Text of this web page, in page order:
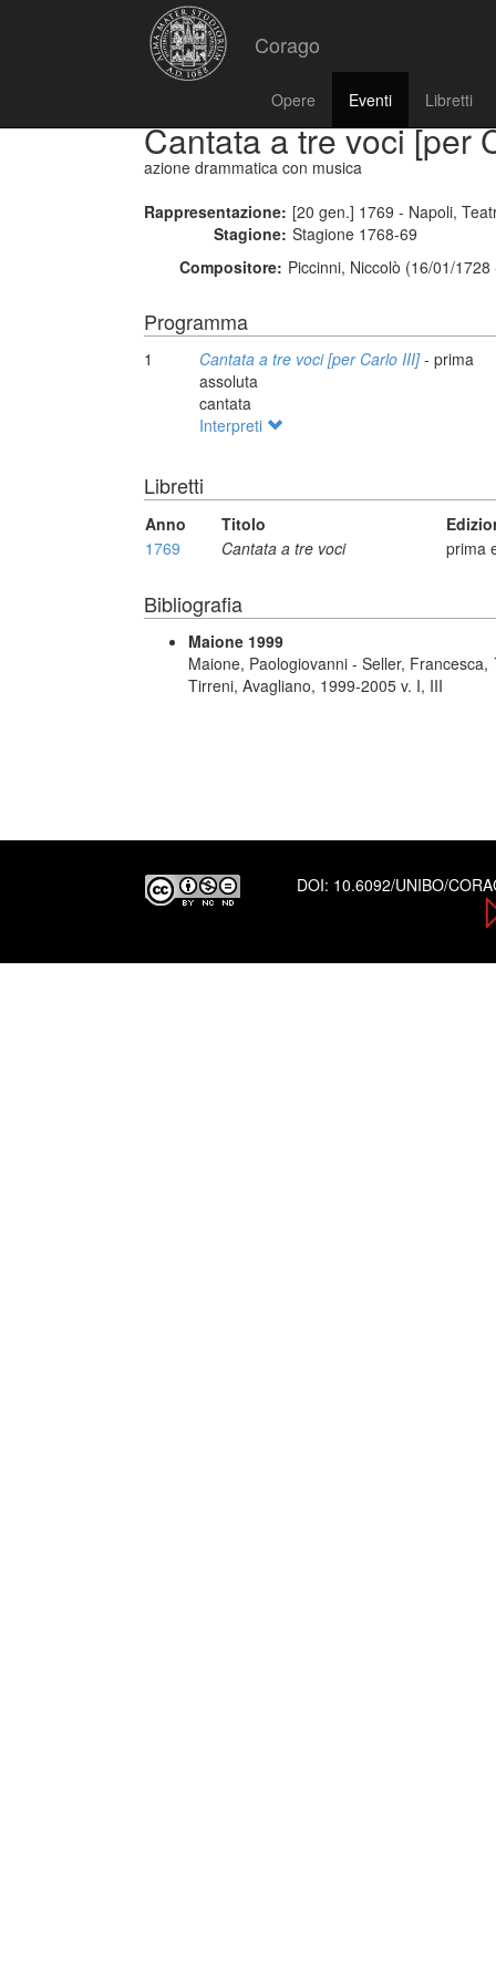
Corago
Opere Eventi Libretti
Cantata a tre voci [per
azione drammatica con musica
Rappresentazione: [20 gen.] 1769 - Napoli,
Stagione: Stagione 1768-69
Compositore: Piccinni, Niccolò (16/01/
Programma
1 Cantata a tre voci [per Carlo III]- prima
assoluta
cantata
Interpreti
Libretti
Anno Titolo
1769
Cantata a tre voci prima
Bibliografia
Maione 1999
Maione, Paologiovanni - Seller, Francesca,
Tirreni, Avagliano, 1999-2005 v. I, III
DOI: 10.6092/UNIBO/